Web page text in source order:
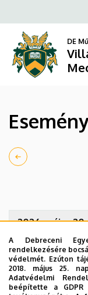
Tanszék
a
tartalomra
DE
2026. május 20.
14:00
2026. június 4.
A Debreceni
rendelkezésére
védelmét. Ezúton
2018. május 25.
Adatvédelmi
beépítette a